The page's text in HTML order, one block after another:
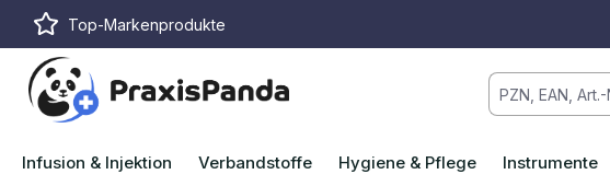
Hauptinhalt springen
Zur Suche springen
Zur Hauptnavigation springen
Top-Markenprodukte
Infusion & Injektion Verbandstoffe Hygiene & Pflege Instrumente